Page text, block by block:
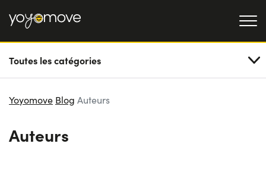
OFFRE LLD
LLD OCCASION
Toutes les catégories
Yoyomove Blog Auteurs
Auteurs